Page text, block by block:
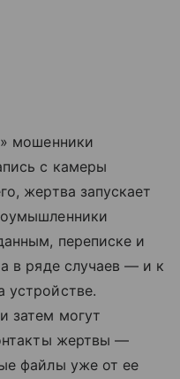
мошенники
с камеры
жертва запускает
переписке и
в ряде случаев — и к
устройстве.
затем могут
жертвы —
файлы уже от ее